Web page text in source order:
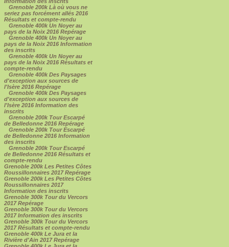
Grenoble 200k Là où vous ne
seriez pas forcément allés 2016
Résultats et compte-rendu
Grenoble 400k Un Noyer au
pays de la Noix 2016 Repérage
Grenoble 400k Un Noyer au
pays de la Noix 2016 Information
des inscrits
Grenoble 400k Un Noyer au
pays de la Noix 2016 Résultats et
compte-rendu
Grenoble 400k Des Paysages
d'exception aux sources de
l'Isère 2016 Repérage
Grenoble 400k Des Paysages
d'exception aux sources de
l'Isère 2016 Information des
inscrits
Grenoble 200k Tour Escarpé
de Belledonne 2016 Repérage
Grenoble 200k Tour Escarpé
de Belledonne 2016 Information
des inscrits
Grenoble 200k Tour Escarpé
de Belledonne 2016 Résultats et
compte-rendu
Grenoble 200k Les Petites Côtes
Roussillonnaires 2017 Repérage
Grenoble 200k Les Petites Côtes
Roussillonnaires 2017
Information des inscrits
Grenoble 300k Tour du Vercors
2017 Repérage
Grenoble 300k Tour du Vercors
2017 Information des inscrits
Grenoble 300k Tour du Vercors
2017 Résultats et compte-rendu
Grenoble 400k Le Jura et la
Rivière d'Ain 2017 Repérage